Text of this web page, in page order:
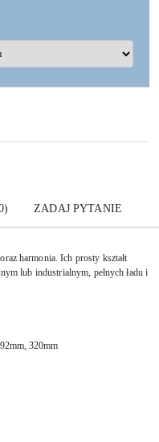
ZADAJ PYTANIE
harmonia. Ich prosty kształt
lub industrialnym, pełnych ładu i
320mm